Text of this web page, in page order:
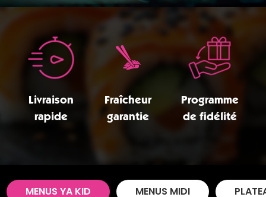
Livraison
rapide
Fraîcheur
garantie
Programme
de fidélité
MENUS YA KID MENUS MIDI